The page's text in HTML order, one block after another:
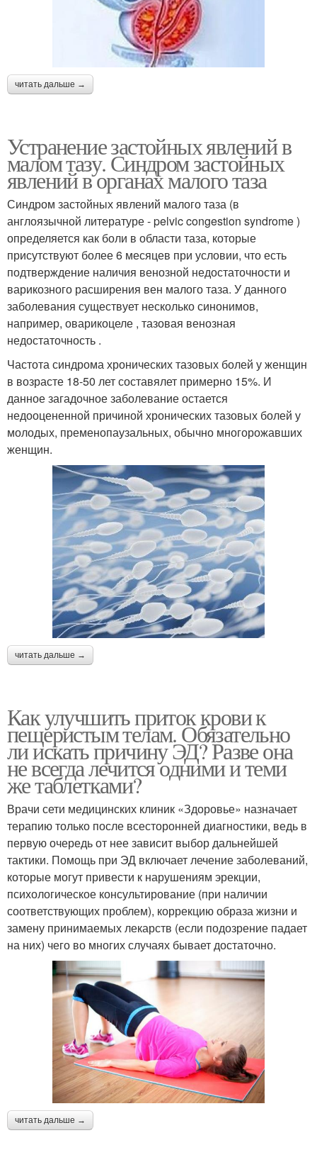
читать дальше →
Устранение застойных явлений в
малом тазу. Синдром застойных
явлений в органах малого таза
Синдром застойных явлений малого таза (в
англоязычной литературе - pelvic congestion syndrome )
определяется как боли в области таза, которые
присутствуют более 6 месяцев при условии, что есть
подтверждение наличия венозной недостаточности и
варикозного расширения вен малого таза. У данного
заболевания существует несколько синонимов,
например, оварикоцеле , тазовая венозная
недостаточность .
Частота синдрома хронических тазовых болей у женщин
в возрасте 18-50 лет составялет примерно 15%. И
данное загадочное заболевание остается
недооцененной причиной хронических тазовых болей у
молодых, пременопаузальных, обычно многорожавших
женщин.
читать дальше →
Как улучшить приток крови к
пещеристым телам. Обязательно
ли искать причину ЭД? Разве она
не всегда лечится одними и теми
же таблетками?
Врачи сети медицинских клиник «Здоровье» назначает
терапию только после всесторонней диагностики, ведь в
первую очередь от нее зависит выбор дальнейшей
тактики. Помощь при ЭД включает лечение заболеваний,
которые могут привести к нарушениям эрекции,
психологическое консультирование (при наличии
соответствующих проблем), коррекцию образа жизни и
замену принимаемых лекарств (если подозрение падает
на них) чего во многих случаях бывает достаточно.
читать дальше →